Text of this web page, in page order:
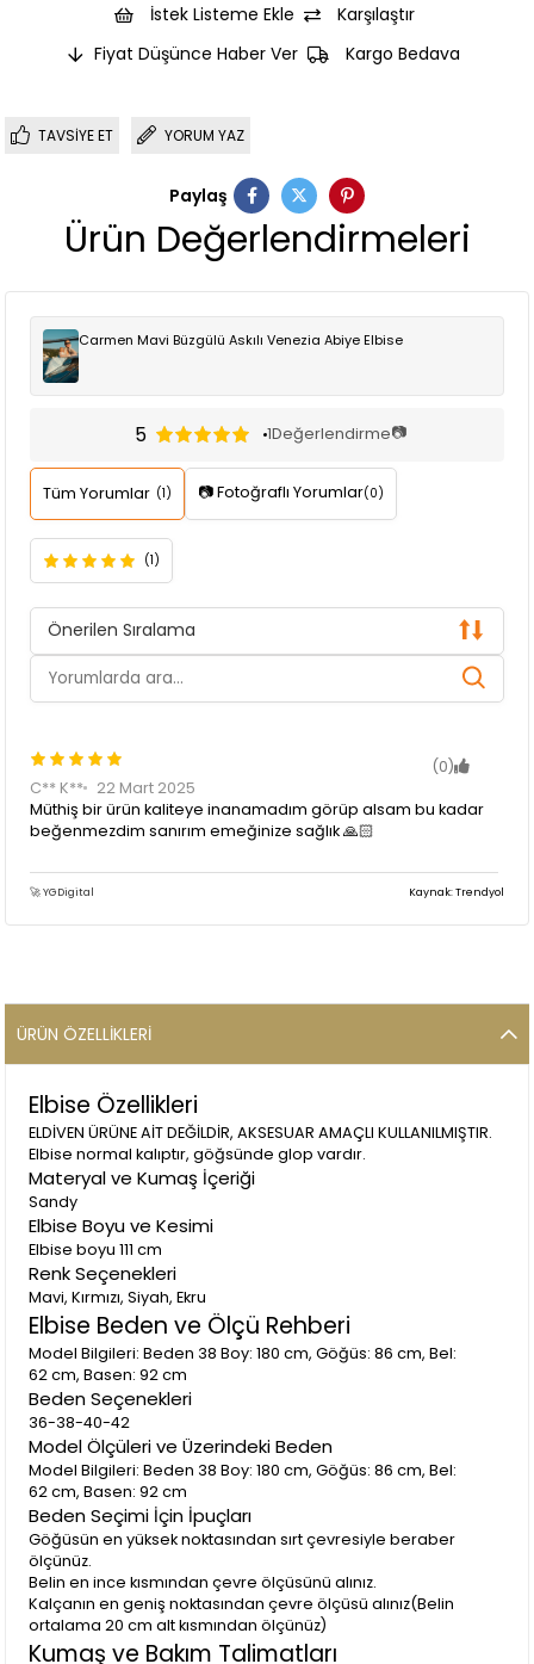
İstek Listeme Ekle
Karşılaştır
Fiyat Düşünce Haber Ver
Kargo Bedava
TAVSIYE ET YORUM YAZ
Paylaş
Ürün Değerlendirmeleri
Carmen Mavi Büzgülü Askılı Venezia Abiye Elbise
5 1Değerlendirme📷
Tüm Yorumlar (1) 📷 Fotoğraflı Yorumlar(0)
(1)
Önerilen Sıralama
(0)
C** K**
22 Mart 2025
Müthiş bir ürün kaliteye inanamadım görüp alsam bu kadar
beğenmezdim sanırım emeğinize sağlık 🙏🏻
🚀 YGDigital Kaynak: Trendyol
ÜRÜN ÖZELLIKLERI
Elbise Özellikleri
ELDİVEN ÜRÜNE AİT DEĞİLDİR, AKSESUAR AMAÇLI KULLANILMIŞTIR.
Elbise normal kalıptır, göğsünde glop vardır.
Materyal ve Kumaş İçeriği
Sandy
Elbise Boyu ve Kesimi
Elbise boyu 111 cm
Renk Seçenekleri
Mavi, Kırmızı, Siyah, Ekru
Elbise Beden ve Ölçü Rehberi
Model Bilgileri: Beden 38 Boy: 180 cm, Göğüs: 86 cm, Bel:
62 cm, Basen: 92 cm
Beden Seçenekleri
36-38-40-42
Model Ölçüleri ve Üzerindeki Beden
Model Bilgileri: Beden 38 Boy: 180 cm, Göğüs: 86 cm, Bel:
62 cm, Basen: 92 cm
Beden Seçimi İçin İpuçları
Göğüsün en yüksek noktasından sırt çevresiyle beraber
ölçünüz.
Belin en ince kısmından çevre ölçüsünü alınız.
Kalçanın en geniş noktasından çevre ölçüsü alınız(Belin
ortalama 20 cm alt kısmından ölçünüz)
Kumaş ve Bakım Talimatları